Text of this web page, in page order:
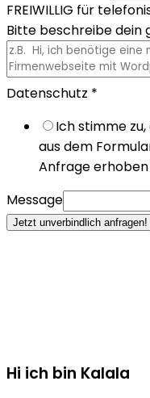
FREIWILLIG für
Bitte beschreibe dein
Datenschutz *
Ich stimme
aus dem
Anfrage
Message
Jetzt unverbindlich anfragen!
Hi ich bin Kalala